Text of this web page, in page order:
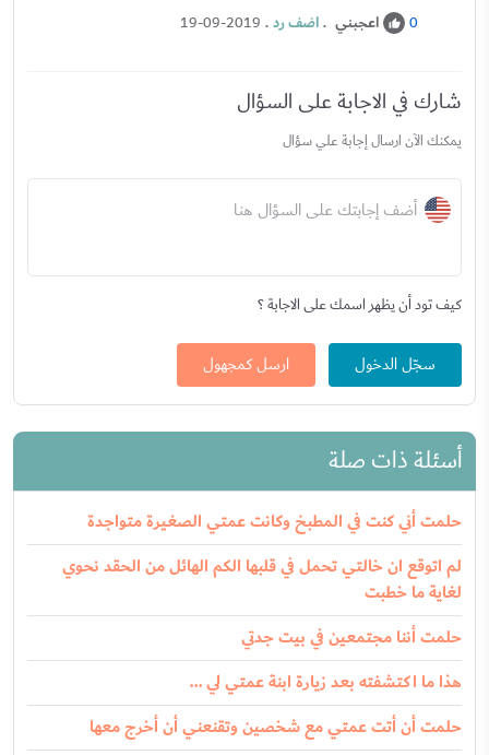
0 اعجبني .اضف رد.
19-09-2019
شارك في الاجابة على السؤال
يمكنك الآن ارسال إجابة علي سؤال
أضف إجابتك على السؤال هنا
كيف تود أن يظهر اسمك على الاجابة ؟
سجّل الدخول ارسل كمجهول
أسئلة ذات صلة
حلمت أني كنت في المطبخ وكانت عمتي الصغيرة متواجدة
لم اتوقع ان خالتي تحمل في قلبها الكم الهائل من الحقد نحوي
لغاية ما خطبت
حلمت أننا مجتمعين في بيت جدتي
هذا ما اكتشفته بعد زيارة ابنة عمتي لي ...
حلمت أن أتت عمتي مع شخصين وتقنعني أن أخرج معها